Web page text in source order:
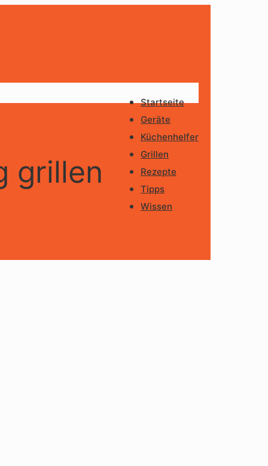
Startseite
Geräte
Küchenhelfer
Grillen
Rezepte
Tipps
Wissen
grillen